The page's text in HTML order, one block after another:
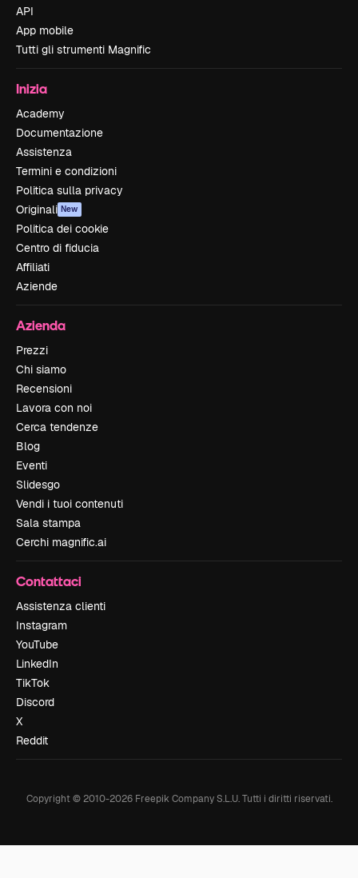
API
App mobile
Tutti gli strumenti Magnific
Inizia
Academy
Documentazione
Assistenza
Termini e condizioni
Politica sulla privacy
Originali New
Politica dei cookie
Centro di fiducia
Affiliati
Aziende
Azienda
Prezzi
Chi siamo
Recensioni
Lavora con noi
Cerca tendenze
Blog
Eventi
Slidesgo
Vendi i tuoi contenuti
Sala stampa
Cerchi magnific.ai
Contattaci
Assistenza clienti
Instagram
YouTube
LinkedIn
TikTok
Discord
X
Reddit
Copyright © 2010-2026Freepik Company S.L.U. Tutti i diritti riservati.